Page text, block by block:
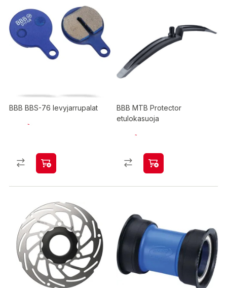
BBB BBS-76 levyjarrupalat
BBB MTB Protector
etulokasuoja